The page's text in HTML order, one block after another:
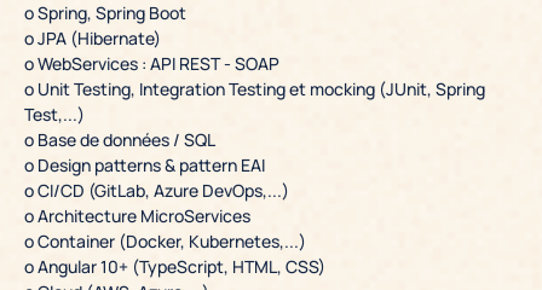
o Spring, Spring Boot
o JPA (Hibernate)
o WebServices : API REST - SOAP
o Unit Testing, Integration Testing et mocking (JUnit, Spring
Test,...)
o Base de données / SQL
o Design patterns & pattern EAI
o CI/CD (GitLab, Azure DevOps,...)
o Architecture MicroServices
o Container (Docker, Kubernetes,...)
o Angular 10+ (TypeScript, HTML, CSS)